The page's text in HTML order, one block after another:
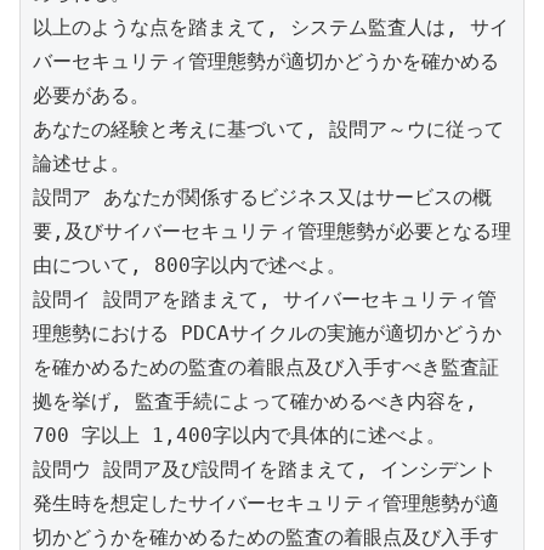
以上のような点を踏まえて, システム監査人は, サイ
バーセキュリティ管理態勢が適切かどうかを確かめる
必要がある。
あなたの経験と考えに基づいて, 設問ア～ウに従って
論述せよ。
設問ア あなたが関係するビジネス又はサービスの概
要,及びサイバーセキュリティ管理態勢が必要となる理
由について, 800字以内で述べよ。
設問イ 設問アを踏まえて, サイバーセキュリティ管
理態勢における PDCAサイクルの実施が適切かどうか
を確かめるための監査の着眼点及び入手すべき監査証
拠を挙げ, 監査手続によって確かめるべき内容を,
700 字以上 1,400字以内で具体的に述べよ。
設問ウ 設問ア及び設問イを踏まえて, インシデント
発生時を想定したサイバーセキュリティ管理態勢が適
切かどうかを確かめるための監査の着眼点及び入手す